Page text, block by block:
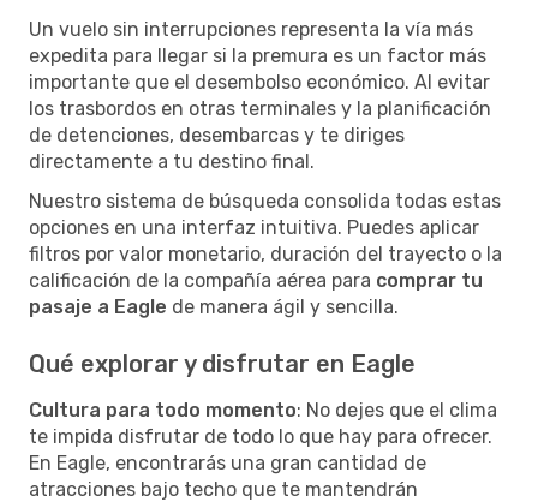
Un vuelo sin interrupciones representa la vía más
expedita para llegar si la premura es un factor más
importante que el desembolso económico. Al evitar
los trasbordos en otras terminales y la planificación
de detenciones, desembarcas y te diriges
directamente a tu destino final.
Nuestro sistema de búsqueda consolida todas estas
opciones en una interfaz intuitiva. Puedes aplicar
filtros por valor monetario, duración del trayecto o la
calificación de la compañía aérea para comprar tu
pasaje a Eagle de manera ágil y sencilla.
Qué explorar y disfrutar en Eagle
Cultura para todo momento: No dejes que el clima
te impida disfrutar de todo lo que hay para ofrecer.
En Eagle, encontrarás una gran cantidad de
atracciones bajo techo que te mantendrán